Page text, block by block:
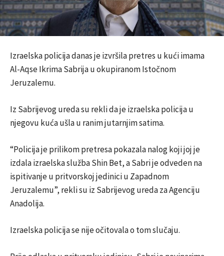
Izraelska policija danas je izvršila pretres u kući imama
Al-Aqse Ikrima Sabrija u okupiranom Istočnom
Jeruzalemu.
Iz Sabrijevog ureda su rekli da je izraelska policija u
njegovu kuća ušla u ranim jutarnjim satima.
“Policija je prilikom pretresa pokazala nalog koji joj je
izdala izraelska služba Shin Bet, a Sabri je odveden na
ispitivanje u pritvorskoj jedinici u Zapadnom
Jeruzalemu”, rekli su iz Sabrijevog ureda za Agenciju
Anadolija.
Izraelska policija se nije očitovala o tom slučaju.